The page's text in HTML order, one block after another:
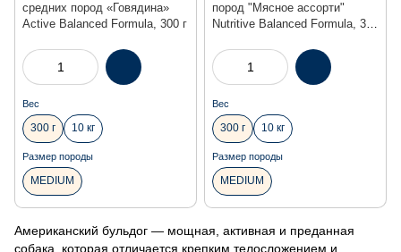
Американский бульдог — мощная, активная и преданная
собака, которая отличается крепким телосложением и
средних пород «Говядина»
Active Balanced Formula, 300 г
Вес
300 г 10 кг
Размер породы
MEDIUM
пород "Мясное ассорти"
Nutritive Balanced Formula, 300
Вес
300 г 10 кг
Размер породы
MEDIUM